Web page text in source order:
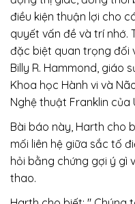
điều kiện thuận lợi cho
quyết vấn đề và trí nhớ.
đặc biệt quan trọng đối
Billy R. Hammond, giáo
Khoa học Hành vi và
Nghệ thuật Franklin của
Bài báo này, Harth cho
mối liên hệ giữa sắc tố
hỏi bằng chứng gợi ý gì
thao.